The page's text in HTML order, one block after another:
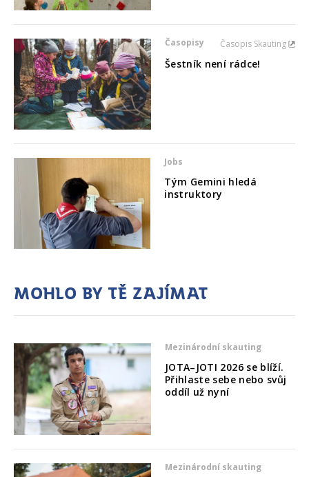
Časopisy Časopis Skauting
Šestník není rádce!
Jobs
Tým Gemini hledá
instruktory
Mohlo by tě zajímat
Mezinárodní skauting
JOTA–JOTI 2026 se blíží.
Přihlaste sebe nebo svůj
oddíl už nyní
Mezinárodní skauting